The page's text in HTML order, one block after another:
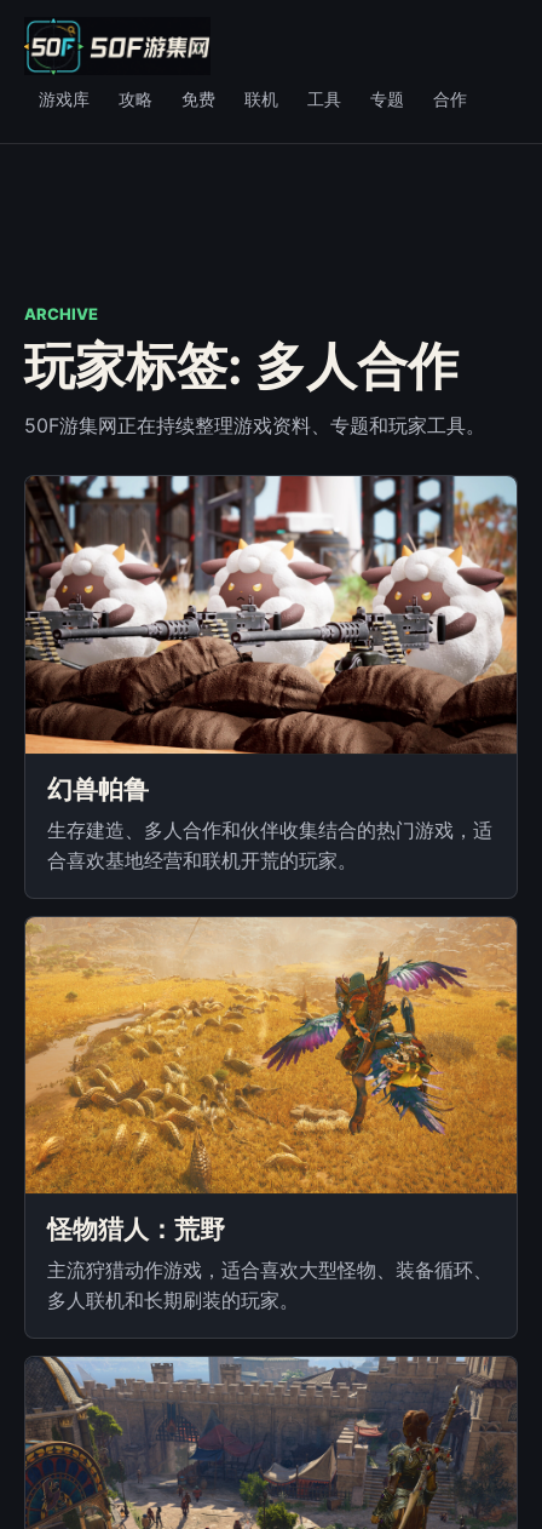
游戏库 攻略 免费 联机 工具 专题 合作
ARCHIVE
玩家标签: 多人合作
50F游集网正在持续整理游戏资料、专题和玩家工具。
幻兽帕鲁
生存建造、多人合作和伙伴收集结合的热门游戏，适
合喜欢基地经营和联机开荒的玩家。
怪物猎人：荒野
主流狩猎动作游戏，适合喜欢大型怪物、装备循环、
多人联机和长期刷装的玩家。